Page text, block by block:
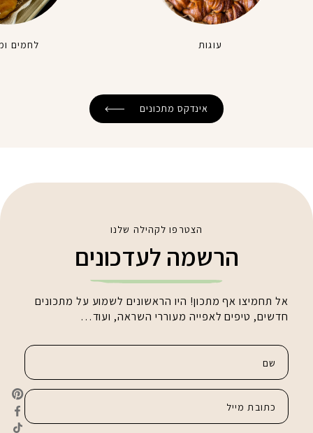
עוגות לחמים
אינדקס מתכונים
הצטרפו לקהילה שלנו
הרשמה לעדכונים
אל תחמיצו אף מתכון! היו הראשונים לשמוע על מתכונים
חדשים, טיפים לאפייה מעוררי השראה, ועוד…